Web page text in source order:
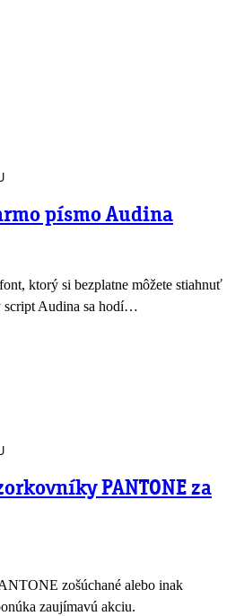
písmo Audina
ktorý si bezplatne môžete stiahnuť
script Audina sa hodí…
PANTONE za
zošúchané alebo inak
zaujímavú akciu.